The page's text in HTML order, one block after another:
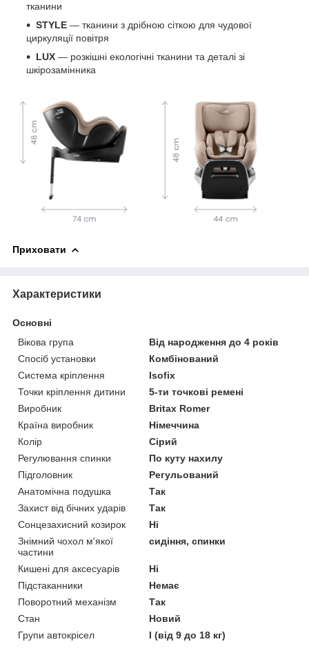
тканини
STYLE — тканини з дрібною сіткою для чудової
циркуляції повітря
LUX — розкішні екологічні тканини та деталі зі
шкірозамінника
Приховати
Характеристики
Основні
Вікова група
Від народження до 4 років
Спосіб установки
Комбінований
Система кріплення
Isofix
Точки кріплення дитини
5-ти точкові ремені
Виробник
Britax Romer
Країна виробник
Німеччина
Колір
Сірий
Регулювання спинки
По куту нахилу
Підголовник
Регульований
Анатомічна подушка
Так
Захист від бічних ударів
Так
Сонцезахисний козирок
Ні
Знімний чохол м'якої
частини
сидіння, спинки
Кишені для аксесуарів
Ні
Підстаканники
Немає
Поворотний механізм
Так
Стан
Новий
Групи автокрісел
I (від 9 до 18 кг)